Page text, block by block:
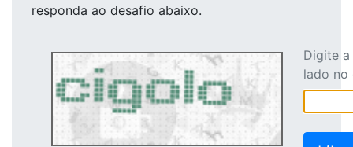
responda ao desafio abaixo.
Digite
lado no